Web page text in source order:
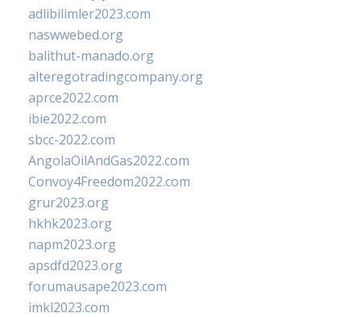
adlibilimler2023.com
naswwebed.org
balithut-manado.org
alteregotradingcompany.org
aprce2022.com
ibie2022.com
sbcc-2022.com
AngolaOilAndGas2022.com
Convoy4Freedom2022.com
grur2023.org
hkhk2023.org
napm2023.org
apsdfd2023.org
forumausape2023.com
imkl2023.com